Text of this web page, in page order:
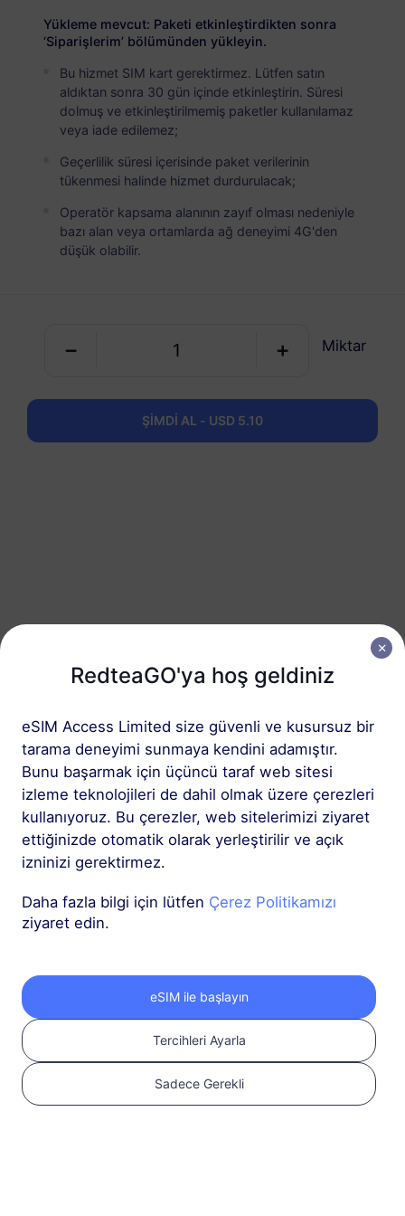
Martinik
5 GB
30 Günler
USD 25.00
10 GB
60 Günler
USD 18.80
RedteaGO eSIM'inizi
3 adımda edinin
Başlayın
Cihazınızın eSIM
uyumlu ve SIM kilidinin
açık olduğundan emin
olun Uyumluluğu
kontrol edin
2
Yükleme mevcut: Paketi etkinleştirdikten sonra
‘Siparişlerim’ bölümünden yükleyin.
Bu hizmet SIM kart gerektirmez. Lütfen satın
aldıktan sonra 30 gün içinde etkinleştirin. Süresi
dolmuş ve etkinleştirilmemiş paketler kullanılamaz
veya iade edilemez;
Geçerlilik süresi içerisinde paket verilerinin
tükenmesi halinde hizmet durdurulacak;
Operatör kapsama alanının zayıf olması nedeniyle
bazı alan veya ortamlarda ağ deneyimi 4G'den
düşük olabilir.
Miktar
ŞİMDİ AL - USD 5.10
RedteaGO'ya hoş geldiniz
eSIM Access Limited size güvenli ve kusursuz bir
tarama deneyimi sunmaya kendini adamıştır.
Bunu başarmak için üçüncü taraf web sitesi
izleme teknolojileri de dahil olmak üzere çerezleri
kullanıyoruz. Bu çerezler, web sitelerimizi ziyaret
ettiğinizde otomatik olarak yerleştirilir ve açık
izninizi gerektirmez.
Daha fazla bilgi için lütfen Çerez Politikamızı
ziyaret edin.
eSIM ile başlayın
Tercihleri Ayarla
Sadece Gerekli